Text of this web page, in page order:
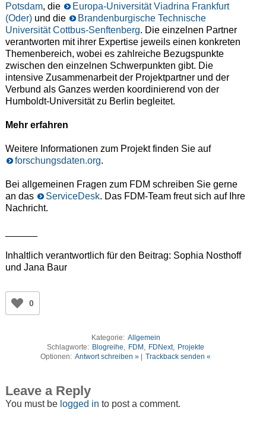
Potsdam, die
Europa-Universität Viadrina Frankfurt
(Oder)und die
Brandenburgische Technische
Universität Cottbus-Senftenberg. Die einzelnen Partner
verantworten mit ihrer Expertise jeweils einen konkreten
Themenbereich, wobei es zahlreiche Bezugspunkte
zwischen den einzelnen Schwerpunkten gibt. Die
intensive Zusammenarbeit der Projektpartner und der
Verbund als Ganzes werden koordinierend von der
Humboldt-Universität zu Berlin begleitet.
Mehr erfahren
Weitere Informationen zum Projekt finden Sie auf
forschungsdaten.org.
Bei allgemeinen Fragen zum FDM schreiben Sie gerne
an das
ServiceDesk. Das FDM-Team freut sich auf Ihre
Nachricht.
Inhaltlich verantwortlich für den Beitrag: Sophia Nosthoff
und Jana Baur
0
Kategorie: Allgemein
Schlagworte: Blogreihe FDM FDNext, Projekte
Optionen: Antwort schreiben » | Trackback senden «
Leave a Reply
You must be logged in to post a comment.